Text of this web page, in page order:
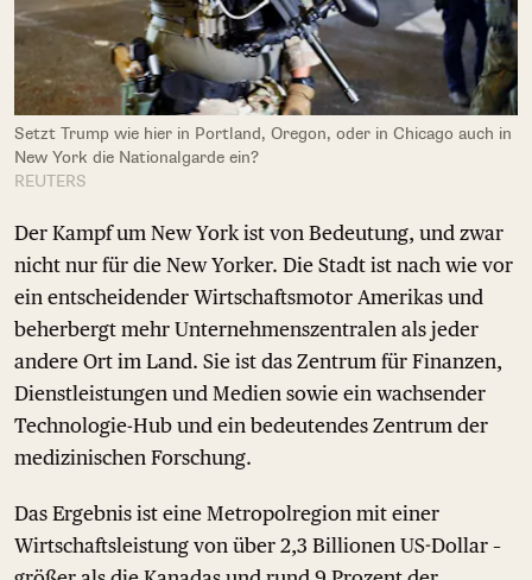
Setzt Trump wie hier in Portland, Oregon, oder in Chicago auch in
New York die Nationalgarde ein?
REUTERS
Der Kampf um New York ist von Bedeutung, und zwar
nicht nur für die New Yorker. Die Stadt ist nach wie vor
ein entscheidender Wirtschaftsmotor Amerikas und
beherbergt mehr Unternehmenszentralen als jeder
andere Ort im Land. Sie ist das Zentrum für Finanzen,
Dienstleistungen und Medien sowie ein wachsender
Technologie-Hub und ein bedeutendes Zentrum der
medizinischen Forschung.
Das Ergebnis ist eine Metropolregion mit einer
Wirtschaftsleistung von über 2,3 Billionen US-Dollar –